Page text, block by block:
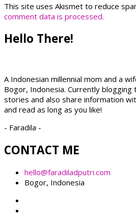
This site uses Akismet to reduce
comment data is processed.
Hello There!
A Indonesian millennial mom and a
Bogor, Indonesia. Currently blogging
stories and also share information
and read as long as you like!
- Faradila -
CONTACT ME
hello@faradiladputri.com
Bogor, Indonesia